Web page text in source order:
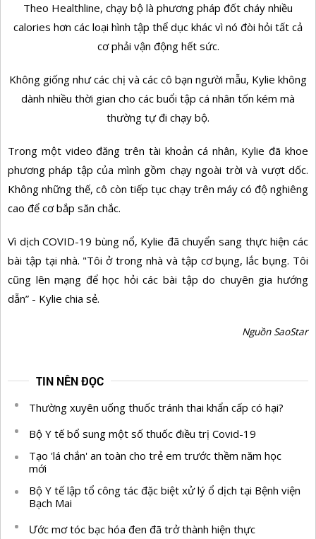
Theo Healthline, chạy bộ là phương pháp đốt cháy nhiều
calories hơn các loại hình tập thể dục khác vì nó đòi hỏi tất cả
cơ phải vận động hết sức.
Không giống như các chị và các cô bạn người mẫu, Kylie không
dành nhiều thời gian cho các buổi tập cá nhân tốn kém mà
thường tự đi chạy bộ.
Trong một video đăng trên tài khoản cá nhân, Kylie đã khoe
phương pháp tập của mình gồm chạy ngoài trời và vượt dốc.
Không những thế, cô còn tiếp tục chạy trên máy có độ nghiêng
cao để cơ bắp săn chắc.
Vì dịch COVID-19 bùng nổ, Kylie đã chuyển sang thực hiện các
bài tập tại nhà. "Tôi ở trong nhà và tập cơ bụng, lắc bụng. Tôi
cũng lên mạng để học hỏi các bài tập do chuyên gia hướng
dẫn” - Kylie chia sẻ.
Nguồn SaoStar
TIN NÊN ĐỌC
Thường xuyên uống thuốc tránh thai khẩn cấp có hại?
Bộ Y tế bổ sung một số thuốc điều trị Covid-19
Tạo 'lá chắn' an toàn cho trẻ em trước thềm năm học
mới
Bộ Y tế lập tổ công tác đặc biệt xử lý ổ dịch tại Bệnh viện
Bạch Mai
Ước mơ tóc bạc hóa đen đã trở thành hiện thực